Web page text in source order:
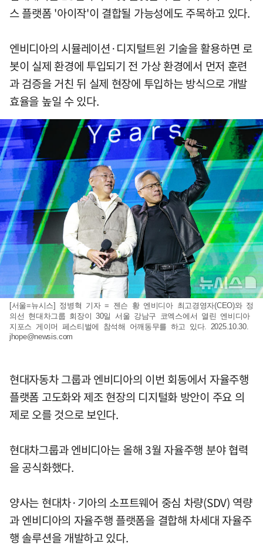
스 플랫폼 '아이작'이 결합될 가능성에도 주목하고 있다.
엔비디아의 시뮬레이션·디지털트윈 기술을 활용하면 로
봇이 실제 환경에 투입되기 전 가상 환경에서 먼저 훈련
과 검증을 거친 뒤 실제 현장에 투입하는 방식으로 개발
효율을 높일 수 있다.
[서울=뉴시스] 정병혁 기자 = 젠슨 황 엔비디아 최고경영자(CEO)와 정
의선 현대차그룹 회장이 30일 서울 강남구 코엑스에서 열린 엔비디아
지포스 게이머 페스티벌에 참석해 어깨동무를 하고 있다. 2025.10.30.
jhope@newsis.com
현대자동차 그룹과 엔비디아의 이번 회동에서 자율주행
플랫폼 고도화와 제조 현장의 디지털화 방안이 주요 의
제로 오를 것으로 보인다.
현대차그룹과 엔비디아는 올해 3월 자율주행 분야 협력
을 공식화했다.
양사는 현대차·기아의 소프트웨어 중심 차량(SDV) 역량
과 엔비디아의 자율주행 플랫폼을 결합해 차세대 자율주
행 솔루션을 개발하고 있다.